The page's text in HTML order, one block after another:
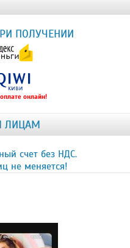
ПОЛУЧЕНИИ
онлайн!
ЛИЦАМ
счет без НДС.
не меняется!